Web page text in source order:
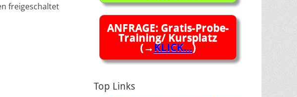
freigeschaltet
ANFRAGE: Gratis-Probe-
Training/ Kursplatz
(→KLICK...)
Top Links